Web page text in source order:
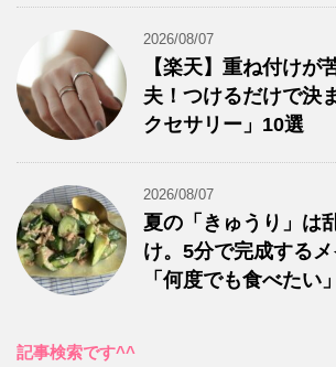
2026/08/07
【楽天】重ね付けが
夫！つけるだけで決
クセサリー」10選
2026/08/07
夏の「きゅうり」は
け。5分で完成する
「何度でも食べたい」
記事検索です^^